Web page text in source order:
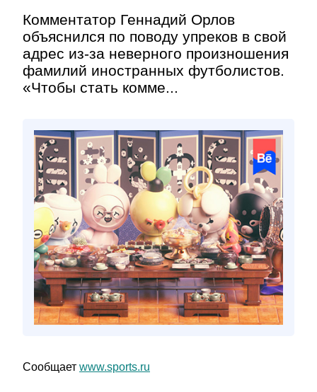
Комментатор Геннадий Орлов
объяснился по поводу упреков в свой
адрес из-за неверного произношения
фамилий иностранных футболистов.
«Чтобы стать комме...
Сообщает www.sports.ru